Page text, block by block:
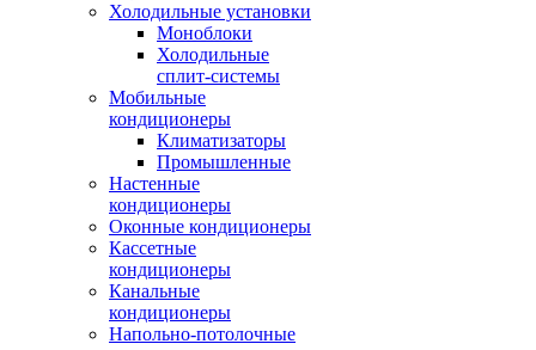
Холодильные установки
Моноблоки
Холодильные
сплит-системы
Мобильные
кондиционеры
Климатизаторы
Промышленные
Настенные
кондиционеры
Оконные кондиционеры
Кассетные
кондиционеры
Канальные
кондиционеры
Напольно-потолочные